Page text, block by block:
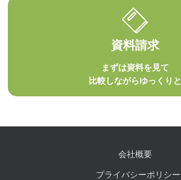
資料請求
まずは資料を見て
比較しながらゆっくりと
会社概要
プライバシーポリシー